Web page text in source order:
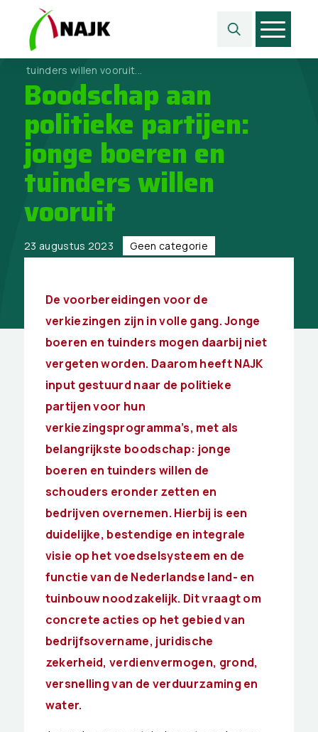
Home > Geen categorie
Boodschap aan politieke partijen: jonge boeren en
tuinders willen vooruit...
Boodschap aan
politieke partijen:
jonge boeren en
tuinders willen
vooruit
23 augustus 2023 Geen categorie
De voorbereidingen voor de
verkiezingen zijn in volle gang. Jonge
boeren en tuinders mogen daarbij niet
vergeten worden. Daarom heeft NAJK
input gestuurd naar de politieke
partijen voor hun
verkiezingsprogramma’s, met als
belangrijkste boodschap: jonge
boeren en tuinders willen de
schouders eronder zetten en
bedrijven overnemen. Hierbij is een
duidelijke, bestendige en integrale
visie op het voedselsysteem en de
functie van de Nederlandse land- en
tuinbouw noodzakelijk. Dit vraagt om
concrete acties op het gebied van
bedrijfsovername, juridische
zekerheid, verdienvermogen, grond,
versnelling van de verduurzaming en
water.